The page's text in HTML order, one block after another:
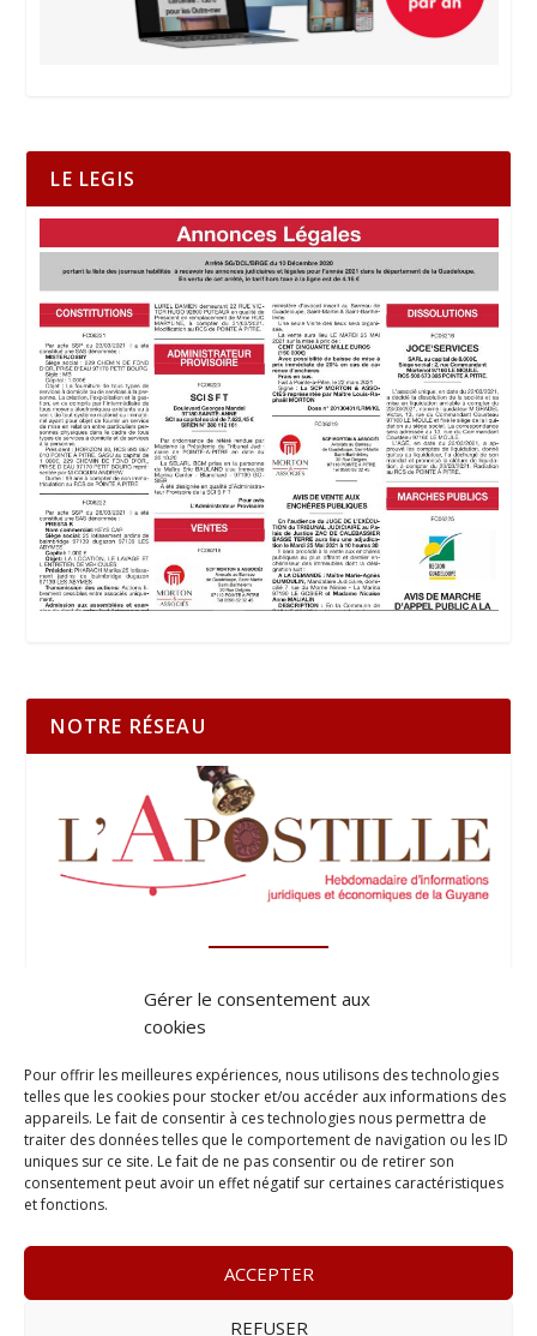
Gérer le consentement aux
cookies
Pour offrir les meilleures expériences, nous utilisons des technologies
telles que les cookies pour stocker et/ou accéder aux informations des
appareils. Le fait de consentir à ces technologies nous permettra de
traiter des données telles que le comportement de navigation ou les ID
uniques sur ce site. Le fait de ne pas consentir ou de retirer son
consentement peut avoir un effet négatif sur certaines caractéristiques
et fonctions.
ACCEPTER
REFUSER
LE LEGIS
NOTRE RÉSEAU